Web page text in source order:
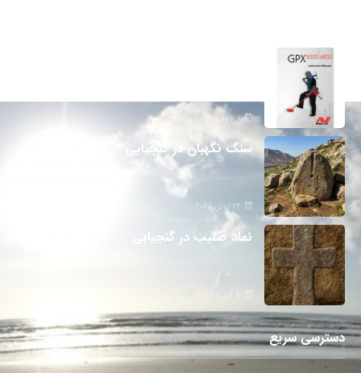
7 جولای 2026
سنگ نگهبان در گنجیابی
22 ژوئن 2026
نماد صلیب در گنجیابی
دسترسی سریع